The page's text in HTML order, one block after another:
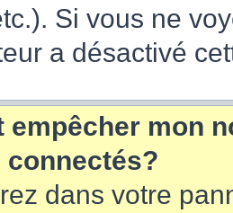
Si vous ne
a désactivé
empêcher mon
dans votre